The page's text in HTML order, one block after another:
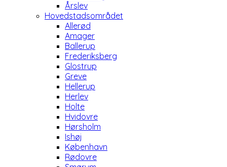
Årslev
Hovedstadsområdet
Allerød
Amager
Ballerup
Frederiksberg
Glostrup
Greve
Hellerup
Herlev
Holte
Hvidovre
Hørsholm
Ishøj
København
Rødovre